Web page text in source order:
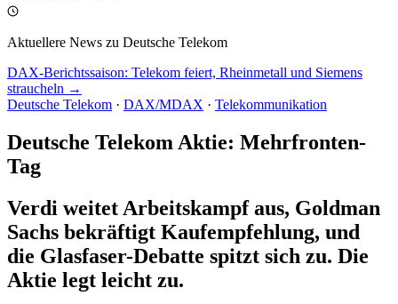
Aktuellere News zu Deutsche Telekom
DAX-Berichtssaison: Telekom feiert, Rheinmetall und Siemens
straucheln →
Deutsche Telekom · DAX/MDAX · Telekommunikation
Deutsche Telekom Aktie: Mehrfronten-
Tag
Verdi weitet Arbeitskampf aus, Goldman
Sachs bekräftigt Kaufempfehlung, und
die Glasfaser-Debatte spitzt sich zu. Die
Aktie legt leicht zu.